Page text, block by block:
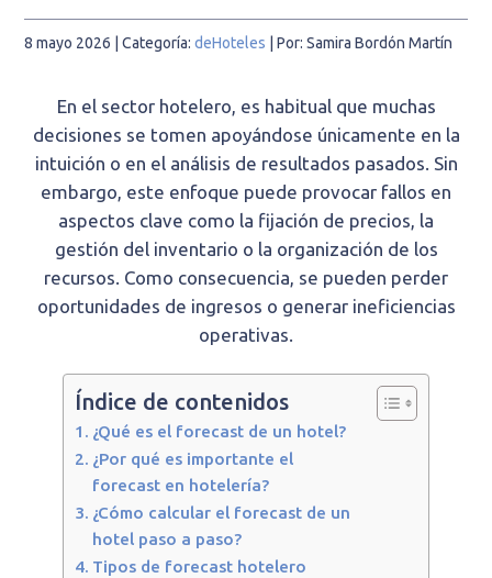
8 mayo 2026 | Categoría:deHoteles |Por: Samira Bordón Martín
En el sector hotelero, es habitual que muchas
decisiones se tomen apoyándose únicamente en la
intuición o en el análisis de resultados pasados. Sin
embargo, este enfoque puede provocar fallos en
aspectos clave como la fijación de precios, la
gestión del inventario o la organización de los
recursos. Como consecuencia, se pueden perder
oportunidades de ingresos o generar ineficiencias
operativas.
Índice de contenidos
¿Qué es el forecast de un hotel?
¿Por qué es importante el
forecast en hotelería?
¿Cómo calcular el forecast de un
hotel paso a paso?
Tipos de forecast hotelero